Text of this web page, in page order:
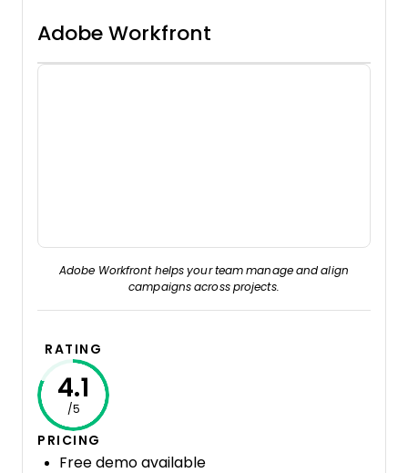
Adobe Workfront
Adobe Workfront helps your team manage and align
campaigns across projects.
RATING
4.1
/5
PRICING
Free demo available